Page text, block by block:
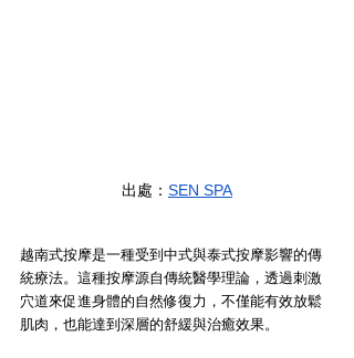
出處： SEN SPA
越南式按摩是一種受到中式與泰式按摩影響的傳
統療法。這種按摩源自傳統醫學理論，透過刺激
穴道來促進身體的自然修復力，不僅能有效放鬆
肌肉，也能達到深層的舒緩與治癒效果。